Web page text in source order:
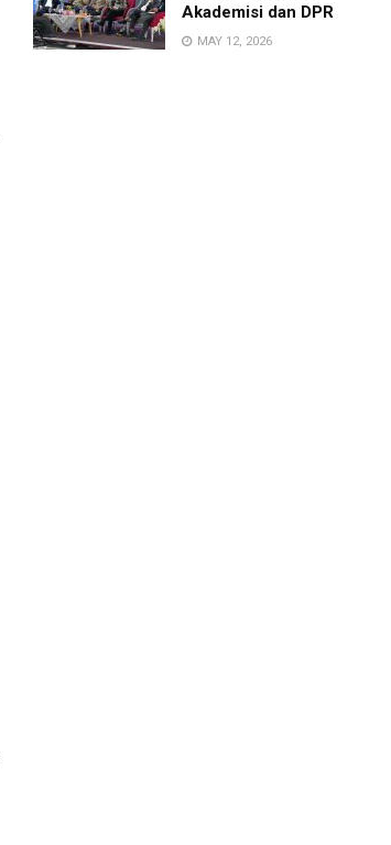
Akademisi dan DPR
MAY 12, 2026